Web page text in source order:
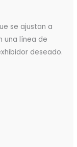
se ajustan a
una línea de
deseado.